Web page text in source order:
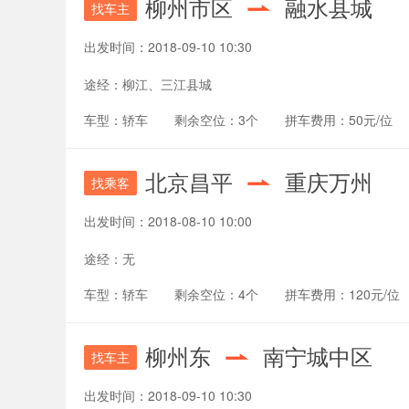
找车主 柳州市区 融水县城
出发时间： 2018-09-10 10:30
途经： 柳江、三江县城
车型： 轿车 剩余空位： 3个 拼车费用： 50元/位
找乘客 北京昌平 重庆万州
出发时间： 2018-08-10 10:00
途经： 无
车型： 轿车 剩余空位： 4个 拼车费用： 120元/位
找车主 柳州东 南宁城中区
出发时间： 2018-09-10 10:30